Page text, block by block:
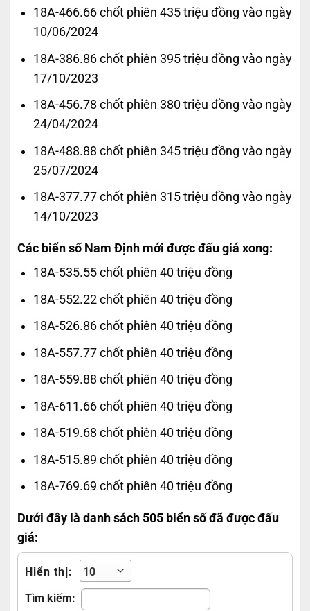
18A-466.66 chốt phiên 435 triệu đồng vào ngày
10/06/2024
18A-386.86 chốt phiên 395 triệu đồng vào ngày
17/10/2023
18A-456.78 chốt phiên 380 triệu đồng vào ngày
24/04/2024
18A-488.88 chốt phiên 345 triệu đồng vào ngày
25/07/2024
18A-377.77 chốt phiên 315 triệu đồng vào ngày
14/10/2023
Các biển số Nam Định mới được đấu giá xong:
18A-535.55 chốt phiên 40 triệu đồng
18A-552.22 chốt phiên 40 triệu đồng
18A-526.86 chốt phiên 40 triệu đồng
18A-557.77 chốt phiên 40 triệu đồng
18A-559.88 chốt phiên 40 triệu đồng
18A-611.66 chốt phiên 40 triệu đồng
18A-519.68 chốt phiên 40 triệu đồng
18A-515.89 chốt phiên 40 triệu đồng
18A-769.69 chốt phiên 40 triệu đồng
Dưới đây là danh sách 505 biển số đã được đấu
giá:
Hiển thị:
Tìm kiếm: